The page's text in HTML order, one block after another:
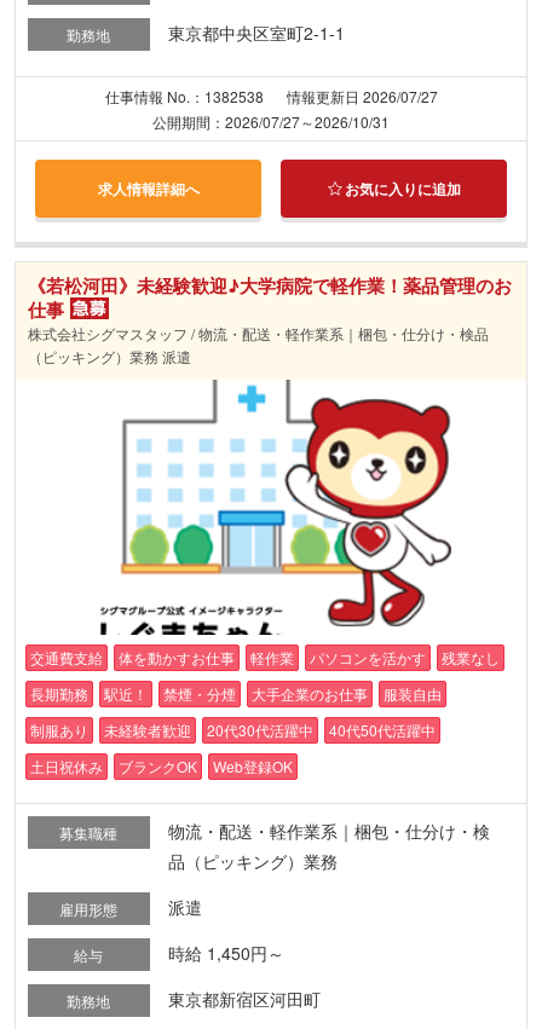
勤務地 東京都中央区室町2-1-1
仕事情報 No.：1382538
情報更新日 2026/07/27
公開期間：2026/07/27～2026/10/31
求人情報詳細へ お気に入りに追加
《若松河田》未経験歓迎♪大学病院で軽作業！薬品管理のお
仕事
株式会社シグマスタッフ / 物流・配送・軽作業系｜梱包・仕分け・検品
（ピッキング）業務 派遣
交通費支給 体を動かすお仕事 軽作業 パソコンを活かす
残業なし
長期勤務
駅近！ 禁煙・分煙 大手企業のお仕事
服装自由
制服あり
未経験者歓迎 20代30代活躍中
40代50代活躍中
土日祝休み
ブランクOK Web登録OK
募集職種
物流・配送・軽作業系｜梱包・仕分け・検
品（ピッキング）業務
雇用形態 派遣
給与 時給 1,450円～
勤務地 東京都新宿区河田町